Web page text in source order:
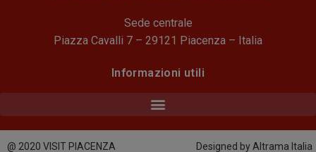
Sede centrale
Piazza Cavalli 7 – 29121 Piacenza – Italia
Informazioni utili
@ 2020 VISIT PIACENZA Designed by Altrama Italia